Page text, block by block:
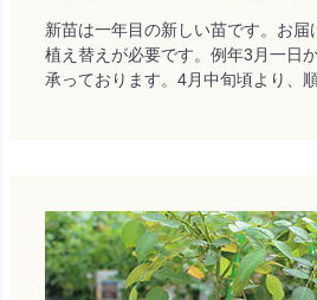
新苗は一年目の新しい苗です。お届
植え替えが必要です。例年3月一日
承っております。4月中旬頃より、